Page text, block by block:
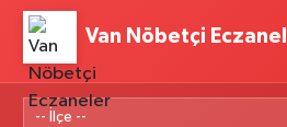
Van Nöbetçi